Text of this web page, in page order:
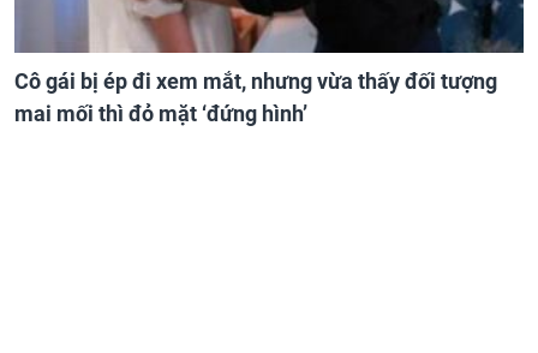
Cô gái bị ép đi xem mắt, nhưng vừa thấy đối tượng
mai mối thì đỏ mặt ‘đứng hình’